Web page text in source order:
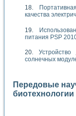
качества
питания PSP
солнечных
Передовые